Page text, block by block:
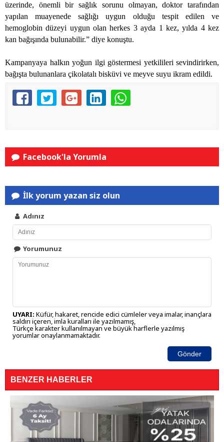
üzerinde, önemli bir sağlık sorunu olmayan, doktor tarafından
yapılan muayenede sağlığı uygun olduğu tespit edilen ve
hemoglobin düzeyi uygun olan herkes 3 ayda 1 kez, yılda 4 kez
kan bağışında bulunabilir.” diye konuştu.
Kampanyaya halkın yoğun ilgi göstermesi yetkilileri sevindirirken,
bağışta bulunanlara çikolatalı bisküvi ve meyve suyu ikram edildi.
Facebook'la Yorumla
İlk yorum yazan siz olun
Adınız
Yorumunuz
UYARI: Küfür, hakaret, rencide edici cümleler veya imalar, inançlara
saldırı içeren, imla kuralları ile yazılmamış,
Türkçe karakter kullanılmayan ve büyük harflerle yazılmış
yorumlar onaylanmamaktadır.
Gönder
BENZER HABERLER